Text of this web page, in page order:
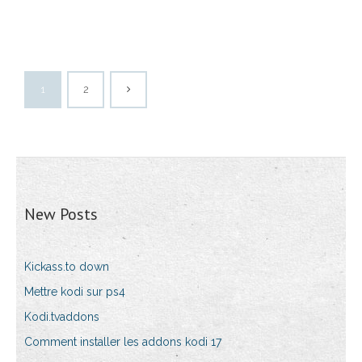
1 2
New Posts
Kickass.to down
Mettre kodi sur ps4
Kodi.tvaddons
Comment installer les addons kodi 17